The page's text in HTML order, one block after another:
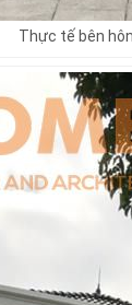
Thực tế bên